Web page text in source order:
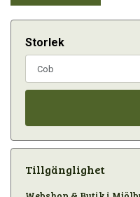
Storlek
Tillgänglighet